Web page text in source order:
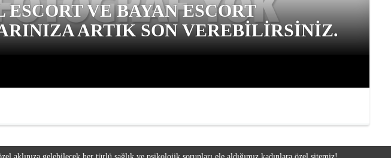
ESCORT VE BAYAN ESCORT
ARTIK SON VEREBILIRSINIZ.